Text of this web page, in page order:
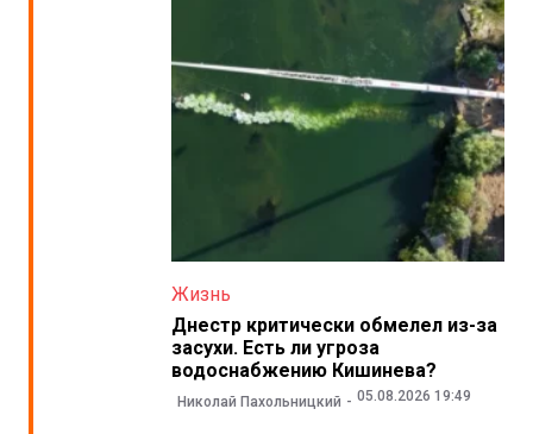
Жизнь
Днестр критически обмелел из-за
засухи. Есть ли угроза
водоснабжению Кишинева?
Николай Пахольницкий 05.08.2026 19:49